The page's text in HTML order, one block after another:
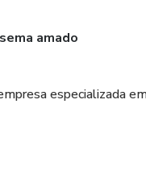
amado
especializada